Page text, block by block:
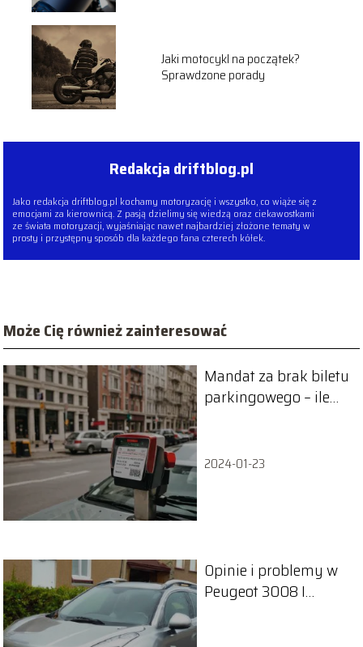
Jaki motocykl na początek?
Sprawdzone porady
Redakcja driftblog.pl
Jako redakcja driftblog.pl kochamy motoryzację i wszystko, co wiąże się z
emocjami za kierownicą. Z pasją dzielimy się wiedzą oraz ciekawostkami
ze świata motoryzacji, wyjaśniając nawet najbardziej złożone tematy w
prosty i przystępny sposób dla każdego fana czterech kółek.
Może Cię również zainteresować
Mandat za brak biletu
parkingowego – ile
2024-01-23
Opinie i problemy w
Peugeot 3008 I